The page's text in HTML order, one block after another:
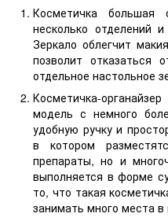
Косметичка
несколько отделений
Зеркало облегчит
позволит отказаться
отдельное настольное
Косметичка-
модель с немного
удобную ручку и
в котором
препараты, но и
выполняется в форме
то, что такая
занимать много места